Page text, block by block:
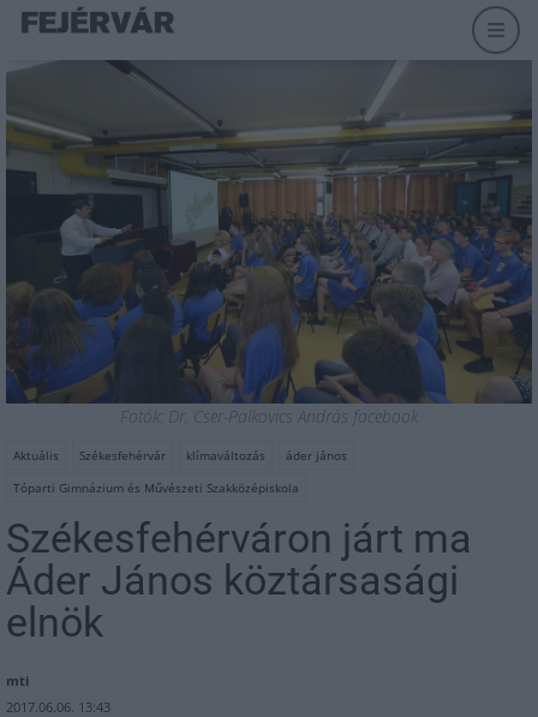
Fotók: Dr. Cser-Palkovics András facebook
Aktuális Székesfehérvár klímaváltozás
áder jános
Tóparti Gimnázium és Művészeti Szakközépiskola
Székesfehérváron járt ma
Áder János köztársasági
elnök
mti
2017.06.06. 13:43